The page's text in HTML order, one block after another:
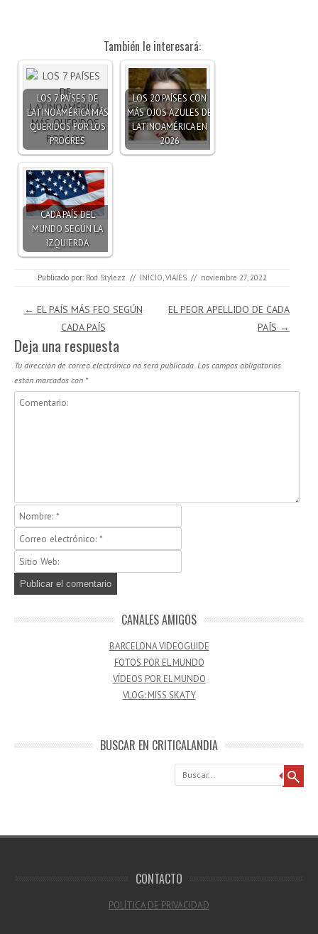
También le interesará:
LOS 7 PAÍSES DE
LATINOAMÉRICA MÁS
QUERIDOS POR LOS
PROGRES
LOS 20 PAÍSES CON
MÁS OJOS AZULES DE
LATINOAMÉRICA EN
2026
CADA PAÍS DEL
MUNDO SEGÚN LA
IZQUIERDA
Publicado por: Rod Stylezz // INICIO VIAJES // noviembre 27, 2022
Navegación de entradas
← EL PAÍS MÁS FEO SEGÚN
CADA PAÍS
EL PEOR APELLIDO DE CADA
PAÍS →
Deja una respuesta
Tu dirección de correo electrónico no será publicada. Los campos obligatorios
están marcados con *
CANALES AMIGOS
BARCELONA VIDEOGUIDE
FOTOS POR EL MUNDO
VÍDEOS POR EL MUNDO
VLOG: MISS SKATY
BUSCAR EN CRITICALANDIA
Buscar
CONTACTO
POLÍTICA DE PRIVACIDAD